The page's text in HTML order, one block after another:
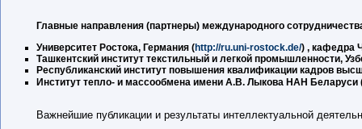
Главные направления (партнеры) международного
Университет Ростока, Германия (http://ru.uni-rostock.de/) , кафедра
Ташкентский институт текстильный и легкой промышленности,
Республиканский институт повышения квалификации кадров
Институт тепло- и массообмена имени А.В. Лыкова НАН Беларуси
Важнейшие публикации и результаты интеллектуальной